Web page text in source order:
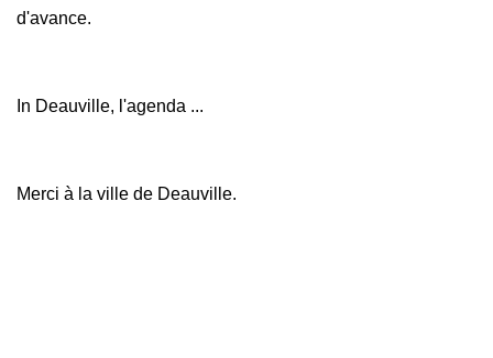
d'avance.
In Deauville, l'agenda ...
Merci à la ville de Deauville.